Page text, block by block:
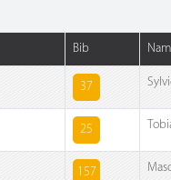
Bib
37
25
157